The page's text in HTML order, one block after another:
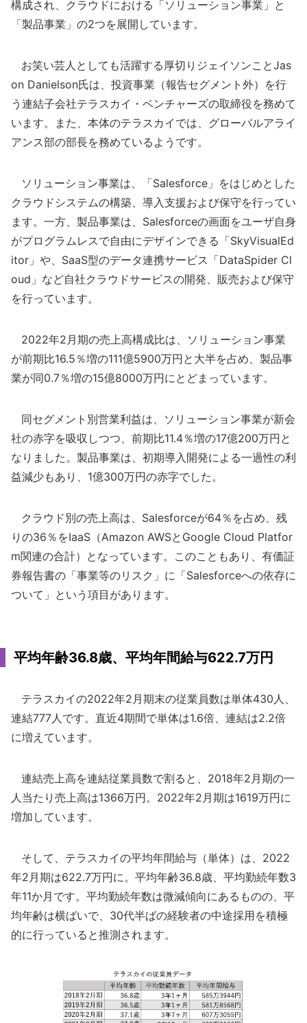
構成され、クラウドにおける「ソリューション事業」と
「製品事業」の2つを展開しています。
お笑い芸人としても活躍する厚切りジェイソンことJas
on Danielson氏は、投資事業（報告セグメント外）を行
う連結子会社テラスカイ・ベンチャーズの取締役を務めて
います。また、本体のテラスカイでは、グローバルアライ
アンス部の部長を務めているようです。
ソリューション事業は、「Salesforce」をはじめとした
クラウドシステムの構築、導入支援および保守を行ってい
ます。一方、製品事業は、Salesforceの画面をユーザ自身
がプログラムレスで自由にデザインできる「SkyVisualEd
itor」や、SaaS型のデータ連携サービス「DataSpider Cl
oud」など自社クラウドサービスの開発、販売および保守
を行っています。
2022年2月期の売上高構成比は、ソリューション事業
が前期比16.5％増の111億5900万円と大半を占め、製品事
業が同0.7％増の15億8000万円にとどまっています。
同セグメント別営業利益は、ソリューション事業が新会
社の赤字を吸収しつつ、前期比11.4％増の17億200万円と
なりました。製品事業は、初期導入開発による一過性の利
益減少もあり、1億300万円の赤字でした。
クラウド別の売上高は、Salesforceが64％を占め、残
りの36％をIaaS（Amazon AWSとGoogle Cloud Platfor
m関連の合計）となっています。このこともあり、有価証
券報告書の「事業等のリスク」に「Salesforceへの依存に
ついて」という項目があります。
平均年齢36.8歳、平均年間給与622.7万円
テラスカイの2022年2月期末の従業員数は単体430人、
連結777人です。直近4期間で単体は1.6倍、連結は2.2倍
に増えています。
連結売上高を連結従業員数で割ると、2018年2月期の一
人当たり売上高は1366万円。2022年2月期は1619万円に
増加しています。
そして、テラスカイの平均年間給与（単体）は、2022
年2月期は622.7万円に。平均年齢36.8歳、平均勤続年数3
年11か月です。平均勤続年数は微減傾向にあるものの、平
均年齢は横ばいで、30代半ばの経験者の中途採用を積極
的に行っていると推測されます。